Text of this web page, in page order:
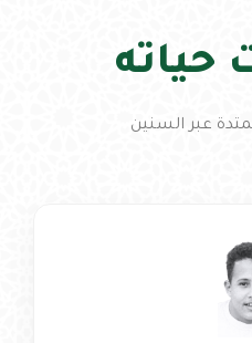
حياته
عبر السنين